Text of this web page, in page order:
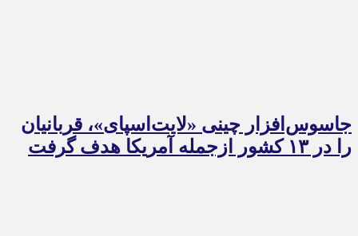
جاسوس‌افزار چینی «لایت‌اسپای»، قربانیان
را در ۱۳ کشور ازجمله آمریکا هدف گرفت